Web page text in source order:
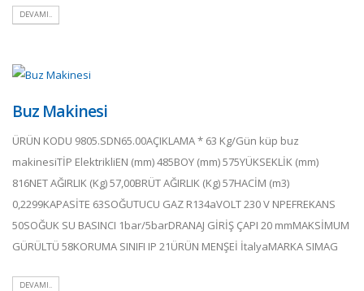
DEVAMI..
Buz Makinesi
ÜRÜN KODU 9805.SDN65.00AÇIKLAMA * 63 Kg/Gün küp buz
makinesiTİP ElektrikliEN (mm) 485BOY (mm) 575YÜKSEKLİK (mm)
816NET AĞIRLIK (Kg) 57,00BRÜT AĞIRLIK (Kg) 57HACİM (m3)
0,2299KAPASİTE 63SOĞUTUCU GAZ R134aVOLT 230 V NPEFREKANS
50SOĞUK SU BASINCI 1bar/5barDRANAJ GİRİŞ ÇAPI 20 mmMAKSİMUM
GÜRÜLTÜ 58KORUMA SINIFI IP 21ÜRÜN MENŞEİ İtalyaMARKA SIMAG
DEVAMI..